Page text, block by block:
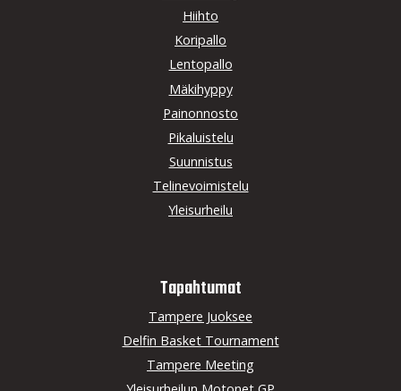
Hiihto
Koripallo
Lentopallo
Mäkihyppy
Painonnosto
Pikaluistelu
Suunnistus
Telinevoimistelu
Yleisurheilu
Tapahtumat
Tampere Juoksee
Delfin Basket Tournament
Tampere Meeting